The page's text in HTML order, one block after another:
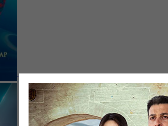
Тағдырлас тамырлар